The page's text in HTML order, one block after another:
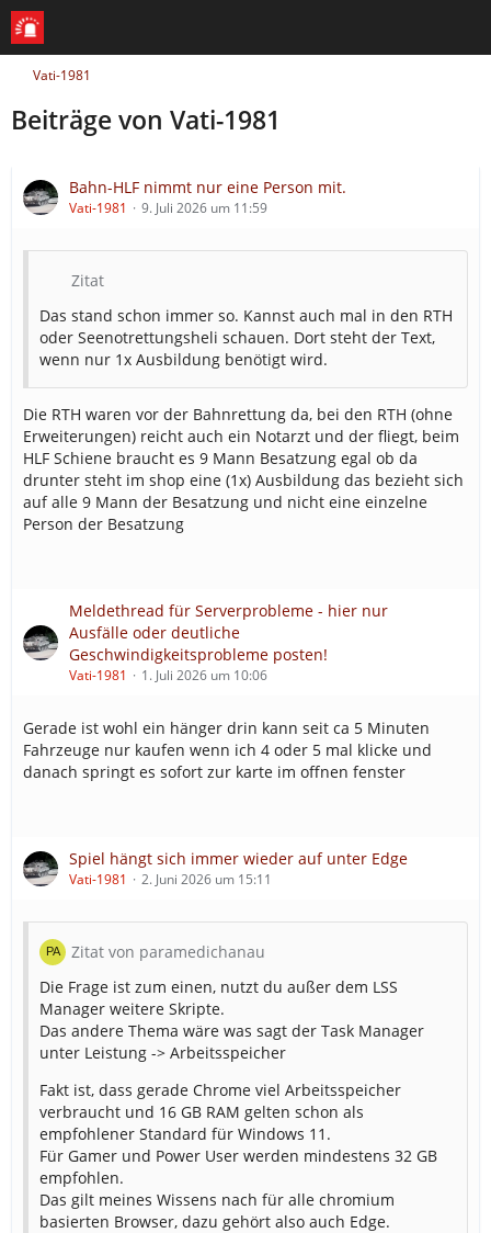
Vati-1981
Beiträge von Vati-1981
Bahn-HLF nimmt nur eine Person mit.
Vati-1981 9. Juli 2026 um 11:59
Zitat
Das stand schon immer so. Kannst auch mal in den RTH
oder Seenotrettungsheli schauen. Dort steht der Text,
wenn nur 1x Ausbildung benötigt wird.
Die RTH waren vor der Bahnrettung da, bei den RTH (ohne
Erweiterungen) reicht auch ein Notarzt und der fliegt, beim
HLF Schiene braucht es 9 Mann Besatzung egal ob da
drunter steht im shop eine (1x) Ausbildung das bezieht sich
auf alle 9 Mann der Besatzung und nicht eine einzelne
Person der Besatzung
Meldethread für Serverprobleme - hier nur
Ausfälle oder deutliche
Geschwindigkeitsprobleme posten!
Vati-1981 1. Juli 2026 um 10:06
Gerade ist wohl ein hänger drin kann seit ca 5 Minuten
Fahrzeuge nur kaufen wenn ich 4 oder 5 mal klicke und
danach springt es sofort zur karte im offnen fenster
Spiel hängt sich immer wieder auf unter Edge
Vati-1981 2. Juni 2026 um 15:11
Zitat von paramedichanau
Die Frage ist zum einen, nutzt du außer dem LSS
Manager weitere Skripte.
Das andere Thema wäre was sagt der Task Manager
unter Leistung -> Arbeitsspeicher
Fakt ist, dass gerade Chrome viel Arbeitsspeicher
verbraucht und 16 GB RAM gelten schon als
empfohlener Standard für Windows 11.
Für Gamer und Power User werden mindestens 32 GB
empfohlen.
Das gilt meines Wissens nach für alle chromium
basierten Browser, dazu gehört also auch Edge.